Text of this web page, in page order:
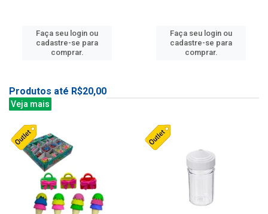
Faça seu login ou
cadastre-se para
comprar.
Faça seu login ou
cadastre-se para
comprar.
Produtos até R$20,00
Veja mais